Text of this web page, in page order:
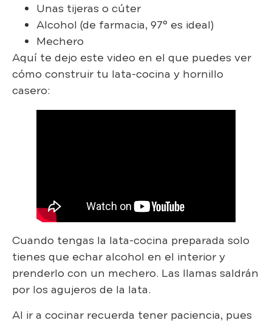
Unas tijeras o cúter
Alcohol (de farmacia, 97° es ideal)
Mechero
Aquí te dejo este video en el que puedes ver
cómo construir tu lata-cocina y hornillo
casero:
Cuando tengas la lata-cocina preparada solo
tienes que echar alcohol en el interior y
prenderlo con un mechero. Las llamas saldrán
por los agujeros de la lata.
Al ir a cocinar recuerda tener paciencia, pues